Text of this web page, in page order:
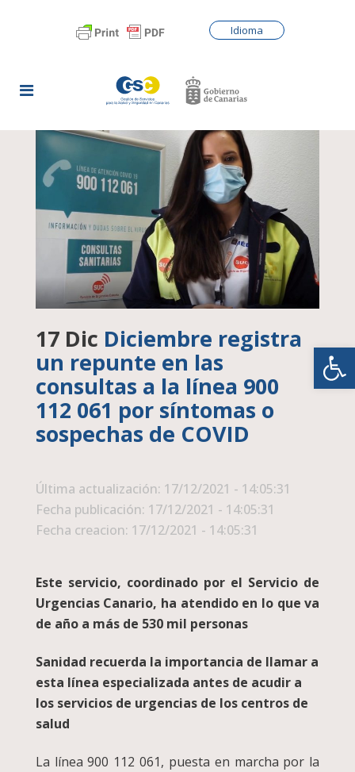
Idioma
17 Dic Diciembre registra
un repunte en las
consultas a la línea 900
112 061 por síntomas o
sospechas de COVID
Última actualización: 17/12/2021 - 14:05:31
Fecha publicación: 17/12/2021 - 14:05:31
Fecha creacion: 17/12/2021 - 14:05:31
Este servicio, coordinado por el Servicio de
Urgencias Canario, ha atendido en lo que va
de año a más de 530 mil personas
Sanidad recuerda la importancia de llamar a
esta línea especializada antes de acudir a
los servicios de urgencias de los centros de
salud
La línea 900 112 061, puesta en marcha por la